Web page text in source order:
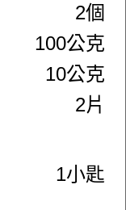
2個
100公克
10公克
2片
1小匙